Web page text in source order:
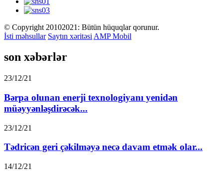
© Copyright 20102021: Bütün hüquqlar qorunur.
İsti məhsullar Saytın xəritəsi AMP Mobil
son xəbərlər
23/12/21
Bərpa olunan enerji texnologiyanı yenidən
müəyyənləşdirəcək...
23/12/21
Tədricən geri çəkilməyə necə davam etmək olar...
14/12/21